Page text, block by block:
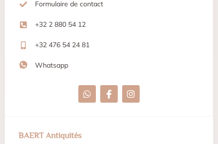
Formulaire de contact
+32 2 880 54 12
+32 476 54 24 81
Whatsapp
BAERT Antiquités